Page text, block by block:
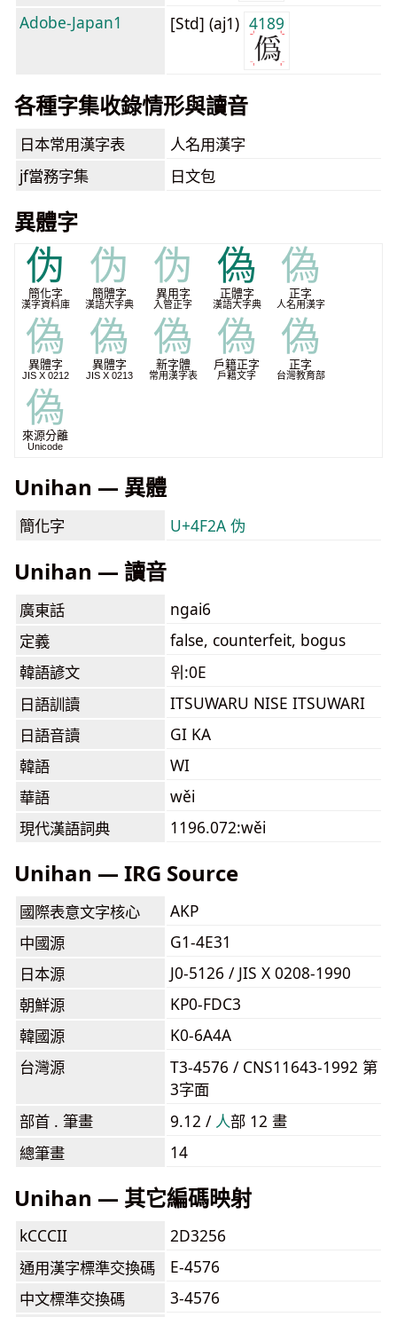
Adobe-Japan1 [Std] (aj1) 4189
各種字集收錄情形與讀音
日本常用漢字表 人名用漢字
jf當務字集 日文包
異體字
伪
簡化字
漢字資料庫
伪
簡體字
漢語大字典
伪
異用字
入管正字
偽
正體字
漢語大字典
偽
正字
人名用漢字
偽
異體字
JIS X 0212
偽
異體字
JIS X 0213
偽
新字體
常用漢字表
偽
戶籍正字
戶籍文字
偽
正字
台灣教育部
偽
來源分離
Unicode
Unihan — 異體
簡化字 U+4F2A 伪
Unihan — 讀音
廣東話
ngai6
定義
false, counterfeit, bogus
韓語諺文
위:0E
日語訓讀
ITSUWARU NISE ITSUWARI
日語音讀
GI KA
韓語
WI
華語
wěi
現代漢語詞典
1196.072:wěi
Unihan — IRG Source
國際表意文字核心
AKP
中國源
G1-4E31
日本源
J0-5126 / JIS X 0208-1990
朝鮮源
KP0-FDC3
韓國源
K0-6A4A
台灣源
T3-4576 / CNS11643-1992 第
3字面
部首 . 筆畫
9.12 / ⼈部 12 畫
總筆畫
14
Unihan — 其它編碼映射
kCCCII
2D3256
通用漢字標準交換碼
E-4576
中文標準交換碼
3-4576